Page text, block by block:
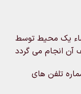
یک محیط توسط
آن انجام می گردد
تلفن های